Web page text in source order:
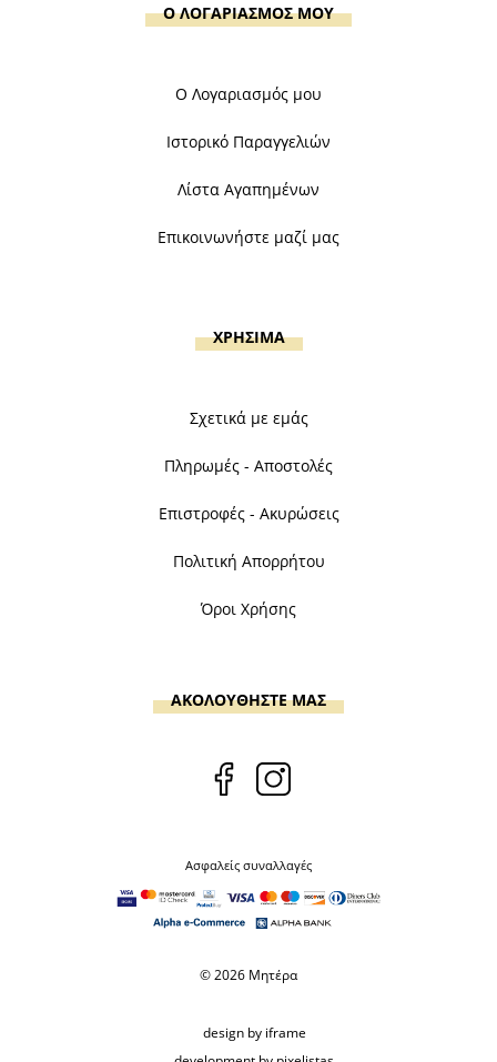
Ο ΛΟΓΑΡΙΑΣΜΟΣ ΜΟΥ
Ο Λογαριασμός μου
Ιστορικό Παραγγελιών
Λίστα Αγαπημένων
Επικοινωνήστε μαζί μας
ΧΡΗΣΙΜΑ
Σχετικά με εμάς
Πληρωμές - Αποστολές
Επιστροφές - Ακυρώσεις
Πολιτική Απορρήτου
Όροι Χρήσης
ΑΚΟΛΟΥΘΗΣΤΕ ΜΑΣ
Ασφαλείς συναλλαγές
© 2026 Μητέρα
design by iframe